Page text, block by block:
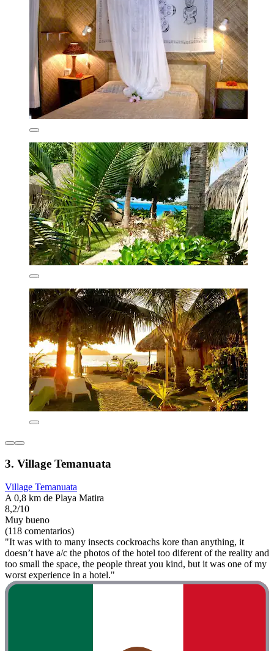
3. Village Temanuata
Village Temanuata
A 0,8 km de Playa Matira
8,2/10
Muy bueno
(118 comentarios)
"It was with to many insects cockroachs kore than anything, it
doesn’t have a/c the photos of the hotel too diferent of the reality and
too small the space, the people threat you kind, but it was one of my
worst experience in a hotel."